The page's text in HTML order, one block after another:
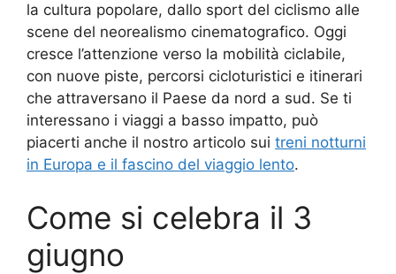
la cultura popolare, dallo sport del ciclismo alle
scene del neorealismo cinematografico. Oggi
cresce l’attenzione verso la mobilità ciclabile,
con nuove piste, percorsi cicloturistici e itinerari
che attraversano il Paese da nord a sud. Se ti
interessano i viaggi a basso impatto, può
piacerti anche il nostro articolo sui treni notturni
in Europa e il fascino del viaggio lento.
Come si celebra il 3
giugno